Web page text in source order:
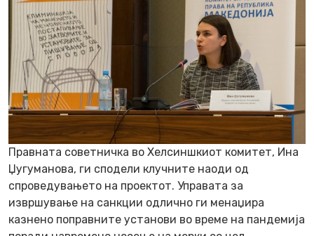
Правната советничка во Хелсиншкиот комитет, Ина
Џугуманова, ги сподели клучните наоди од
спроведувањето на проектот. Управата за
извршување на санкции одлично ги менаџира
казнено поправните установи во време на пандемија